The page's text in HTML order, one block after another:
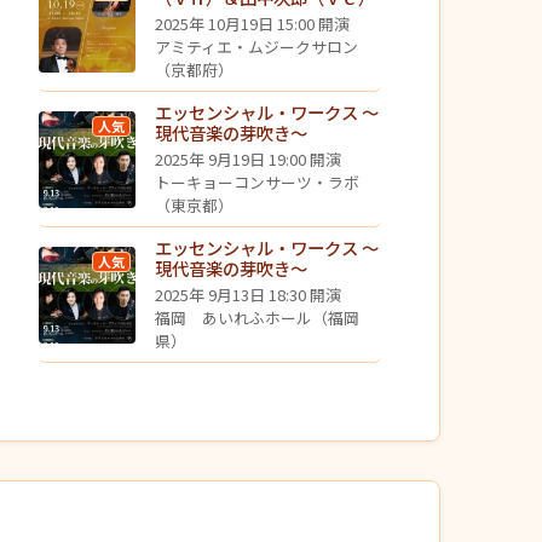
2025年 10月19日 15:00 開演
アミティエ・ムジークサロン
（京都府）
人気
エッセンシャル・ワークス ～
現代音楽の芽吹き～
2025年 9月19日 19:00 開演
トーキョーコンサーツ・ラボ
（東京都）
人気
エッセンシャル・ワークス ～
現代音楽の芽吹き～
2025年 9月13日 18:30 開演
福岡 あいれふホール（福岡
県）